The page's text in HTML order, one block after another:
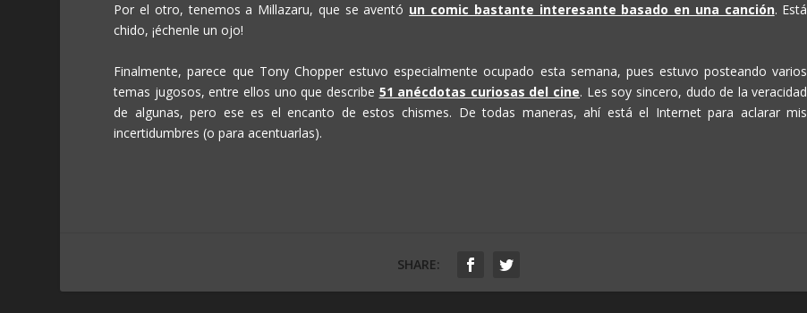
Por el otro, tenemos a Millazaru, que se aventó un comic bastante interesante basado en una canción. Está
chido, ¡échenle un ojo!
Finalmente, parece que Tony Chopper estuvo especialmente ocupado esta semana, pues estuvo posteando varios
temas jugosos, entre ellos uno que describe 51 anécdotas curiosas del cine. Les soy sincero, dudo de la veracidad
de algunas, pero ese es el encanto de estos chismes. De todas maneras, ahí está el Internet para aclarar mis
incertidumbres (o para acentuarlas).
SHARE: